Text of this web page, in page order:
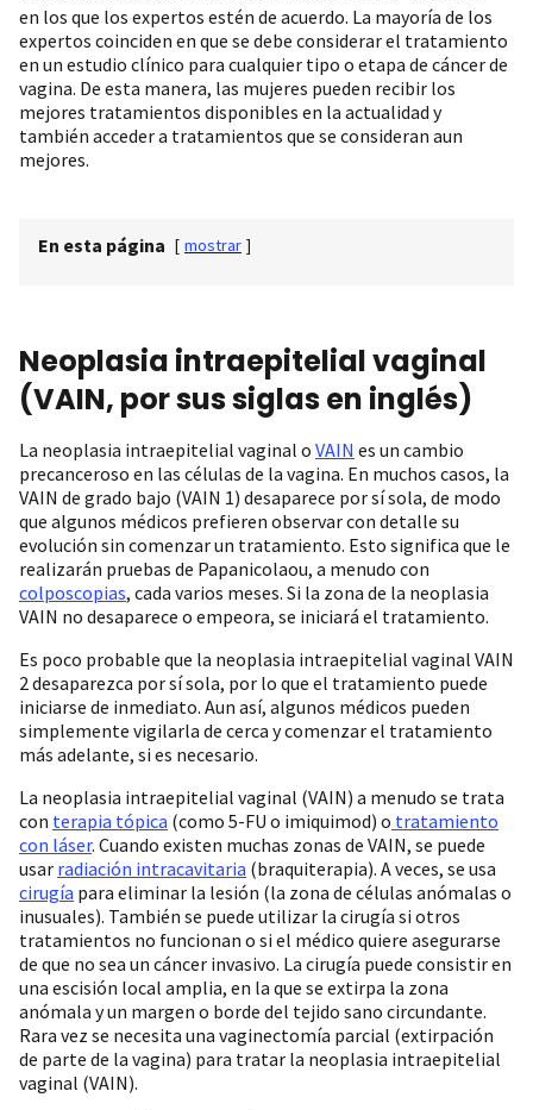
en los que los expertos estén de acuerdo. La mayoría de los
expertos coinciden en que se debe considerar el tratamiento
en un estudio clínico para cualquier tipo o etapa de cáncer de
vagina. De esta manera, las mujeres pueden recibir los
mejores tratamientos disponibles en la actualidad y
también acceder a tratamientos que se consideran aun
mejores.
En esta página [ mostrar ]
Neoplasia intraepitelial vaginal
(VAIN, por sus siglas en inglés)
La neoplasia intraepitelial vaginal o VAIN es un cambio
precanceroso en las células de la vagina. En muchos casos, la
VAIN de grado bajo (VAIN 1) desaparece por sí sola, de modo
que algunos médicos prefieren observar con detalle su
evolución sin comenzar un tratamiento. Esto significa que le
realizarán pruebas de Papanicolaou, a menudo con
colposcopias, cada varios meses. Si la zona de la neoplasia
VAIN no desaparece o empeora, se iniciará el tratamiento.
Es poco probable que la neoplasia intraepitelial vaginal VAIN
2 desaparezca por sí sola, por lo que el tratamiento puede
iniciarse de inmediato. Aun así, algunos médicos pueden
simplemente vigilarla de cerca y comenzar el tratamiento
más adelante, si es necesario.
La neoplasia intraepitelial vaginal (VAIN) a menudo se trata
con terapia tópica (como 5-FU o imiquimod) o tratamiento
con láser. Cuando existen muchas zonas de VAIN, se puede
usar radiación intracavitaria (braquiterapia). A veces, se usa
cirugía para eliminar la lesión (la zona de células anómalas o
inusuales). También se puede utilizar la cirugía si otros
tratamientos no funcionan o si el médico quiere asegurarse
de que no sea un cáncer invasivo. La cirugía puede consistir en
una escisión local amplia, en la que se extirpa la zona
anómala y un margen o borde del tejido sano circundante.
Rara vez se necesita una vaginectomía parcial (extirpación
de parte de la vagina) para tratar la neoplasia intraepitelial
vaginal (VAIN).